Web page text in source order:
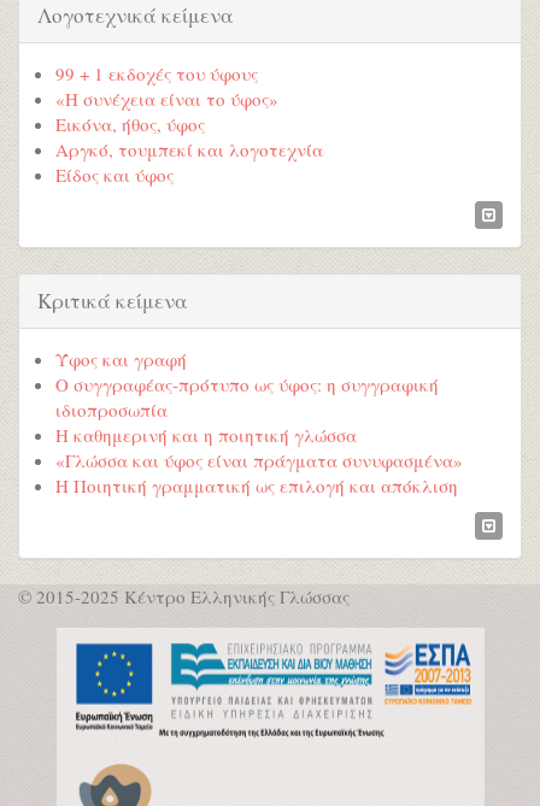
Λογοτεχνικά κείμενα
99 + 1 εκδοχές του ύφους
«Η συνέχεια είναι το ύφος»
Εικόνα, ήθος, ύφος
Αργκό, τουμπεκί και λογοτεχνία
Είδος και ύφος
Κριτικά κείμενα
Ύφος και γραφή
Ο συγγραφέας-πρότυπο ως ύφος: η συγγραφική
ιδιοπροσωπία
Η καθημερινή και η ποιητική γλώσσα
«Γλώσσα και ύφος είναι πράγματα συνυφασμένα»
Η Ποιητική γραμματική ως επιλογή και απόκλιση
© 2015-2025 Κέντρο Ελληνικής Γλώσσας